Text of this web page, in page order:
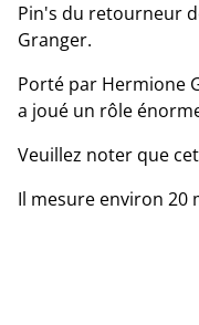
Pin's du retourneur
Granger.
Porté par Hermione
a joué un rôle
Veuillez noter que
Il mesure environ 20